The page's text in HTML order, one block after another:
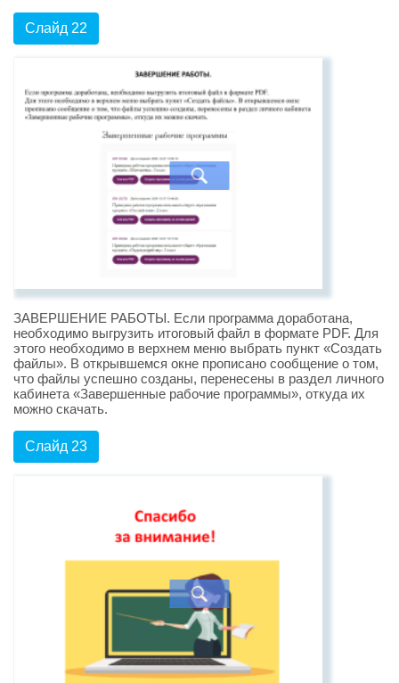
Слайд 22
ЗАВЕРШЕНИЕ РАБОТЫ. Если программа доработана,
необходимо выгрузить итоговый файл в формате PDF. Для
этого необходимо в верхнем меню выбрать пункт «Создать
файлы». В открывшемся окне прописано сообщение о том,
что файлы успешно созданы, перенесены в раздел личного
кабинета «Завершенные рабочие программы», откуда их
можно скачать.
Слайд 23